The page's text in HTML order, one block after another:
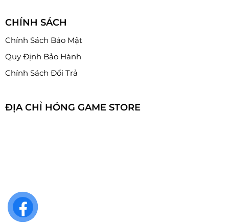
CHÍNH SÁCH
Chính Sách Bảo Mật
Quy Định Bảo Hành
Chính Sách Đổi Trả
ĐỊA CHỈ HÓNG GAME STORE